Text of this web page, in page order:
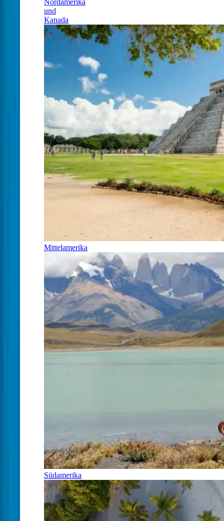
Nordamerika
und
Kanada
Mittelamerika
Südamerika